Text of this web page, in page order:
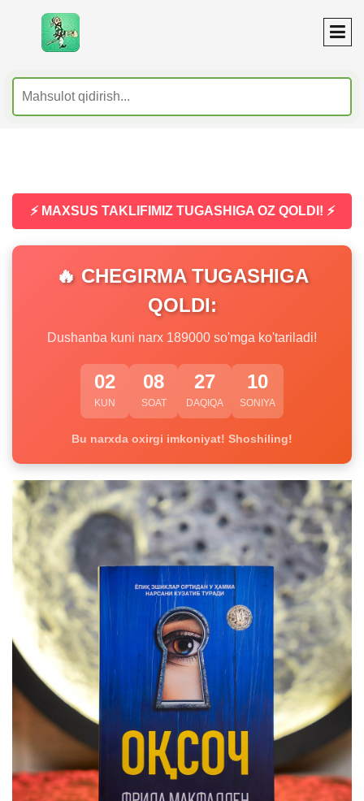
⚡ MAXSUS TAKLIFIMIZ TUGASHIGA OZ QOLDI! ⚡
🔥 CHEGIRMA TUGASHIGA
QOLDI:
Dushanba kuni narx 189000 so'mga ko'tariladi!
02
KUN
08
SOAT
27
DAQIQA
09
SONIYA
Bu narxda oxirgi imkoniyat! Shoshiling!